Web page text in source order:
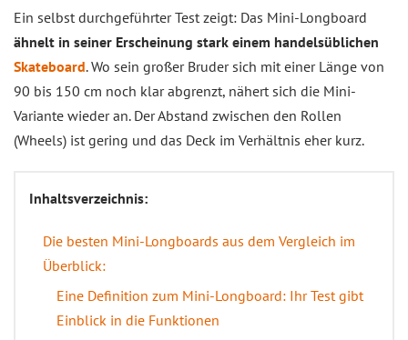
Ein selbst durchgeführter Test zeigt: Das Mini-Longboard
ähnelt in seiner Erscheinung stark einem handelsüblichen
Skateboard. Wo sein großer Bruder sich mit einer Länge von
90 bis 150 cm noch klar abgrenzt, nähert sich die Mini-
Variante wieder an. Der Abstand zwischen den Rollen
(Wheels) ist gering und das Deck im Verhältnis eher kurz.
Inhaltsverzeichnis:
Die besten Mini-Longboards aus dem Vergleich im
Überblick:
Eine Definition zum Mini-Longboard: Ihr Test gibt
Einblick in die Funktionen